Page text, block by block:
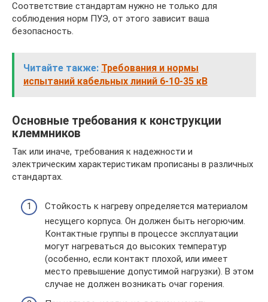
Соответствие стандартам нужно не только для
соблюдения норм ПУЭ, от этого зависит ваша
безопасность.
Читайте также: Требования и нормы
испытаний кабельных линий 6-10-35 кВ
Основные требования к конструкции
клеммников
Так или иначе, требования к надежности и
электрическим характеристикам прописаны в различных
стандартах.
Стойкость к нагреву определяется материалом
несущего корпуса. Он должен быть негорючим.
Контактные группы в процессе эксплуатации
могут нагреваться до высоких температур
(особенно, если контакт плохой, или имеет
место превышение допустимой нагрузки). В этом
случае не должен возникать очаг горения.